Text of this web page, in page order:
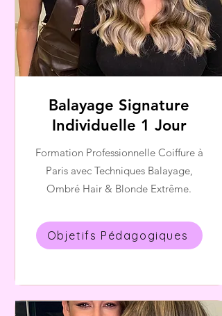
Balayage Signature
Individuelle 1 Jour
Formation Professionnelle Coiffure à
Paris avec Techniques Balayage,
Ombré Hair & Blonde Extrême.
Objetifs Pédagogiques